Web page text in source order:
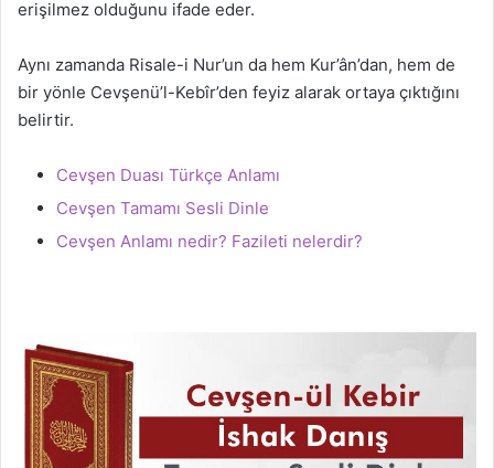
erişilmez olduğunu ifade eder.
Aynı zamanda Risale-i Nur’un da hem Kur’ân’dan, hem de
bir yönle Cevşenü’l-Kebîr’den feyiz alarak ortaya çıktığını
belirtir.
Cevşen Duası Türkçe Anlamı
Cevşen Tamamı Sesli Dinle
Cevşen Anlamı nedir? Fazileti nelerdir?